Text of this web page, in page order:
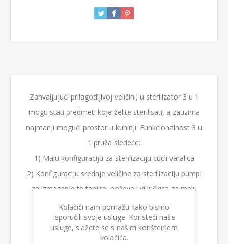
Zahvaljujući prilagodljivoj veličini, u sterilizator 3 u 1
mogu stati predmeti koje želite sterilisati, a zauzima
najmanji mogući prostor u kuhinji. Funkcionalnost 3 u
1 pruža sledeće:
1) Malu konfiguraciju za sterilizaciju cucli varalica
2) Konfiguraciju srednje veličine za sterilizaciju pumpi
za izmazanje te tanjira, noževa i viljuškica za malu
decu
3) Velika konfiguracija za sterilizaciju 6 bočica
Kolačići nam pomažu kako bismo
isporučili svoje usluge. Koristeći naše
usluge, slažete se s našim korištenjem
kolačića.